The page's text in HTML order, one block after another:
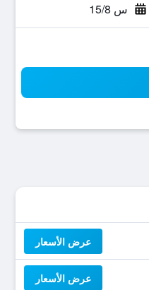
س 15/8
عرض الأسعار
عرض الأسعار